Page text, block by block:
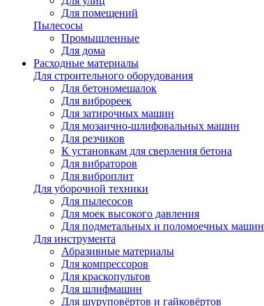
Для помещений
Пылесосы
Промышленные
Для дома
Расходные материалы
Для строительного оборудования
Для бетономешалок
Для виброреек
Для затирочных машин
Для мозаично-шлифовальных машин
Для резчиков
К установкам для сверления бетона
Для вибраторов
Для виброплит
Для уборочной техники
Для пылесосов
Для моек высокого давления
Для подметальных и поломоечных машин
Для инструмента
Абразивные материалы
Для компрессоров
Для краскопультов
Для шлифмашин
Для шуруповёртов и гайковёртов